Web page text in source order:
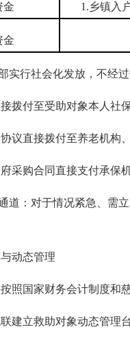
金 1.乡镇入
金
行社会化发放，不经过
付至受助对象本人社保
直接拨付至养老机构、
购合同直接支付承保机
：对于情况紧急、需立
动态管理
国家财务会计制度和慈
立救助对象动态管理台